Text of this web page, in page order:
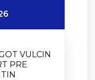
VULCIN
PRE